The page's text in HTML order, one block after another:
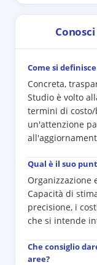
Come si
Concreta,
Studio è volto
termini di costo/
un'attenzione
Qual è il suo
Organizzazione
Capacità di
precisione, i
che si intende
Che consiglio
aree?